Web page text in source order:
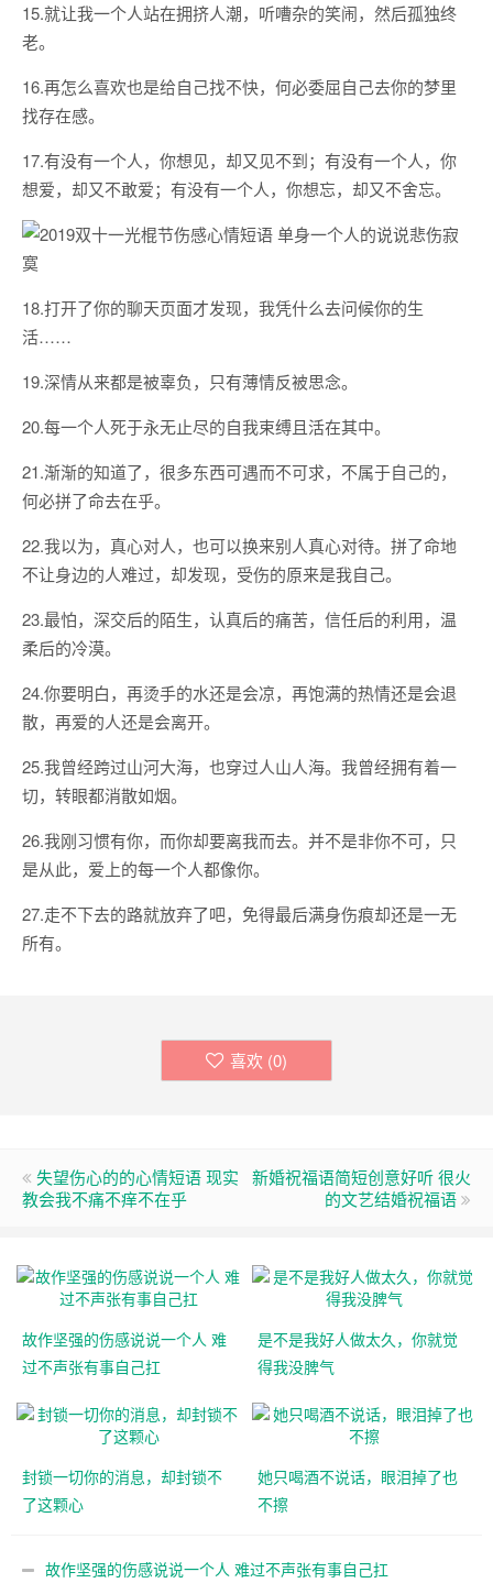
15.就让我一个人站在拥挤人潮，听嘈杂的笑闹，然后孤独终
老。
16.再怎么喜欢也是给自己找不快，何必委屈自己去你的梦里
找存在感。
17.有没有一个人，你想见，却又见不到；有没有一个人，你
想爱，却又不敢爱；有没有一个人，你想忘，却又不舍忘。
18.打开了你的聊天页面才发现，我凭什么去问候你的生
活……
19.深情从来都是被辜负，只有薄情反被思念。
20.每一个人死于永无止尽的自我束缚且活在其中。
21.渐渐的知道了，很多东西可遇而不可求，不属于自己的，
何必拼了命去在乎。
22.我以为，真心对人，也可以换来别人真心对待。拼了命地
不让身边的人难过，却发现，受伤的原来是我自己。
23.最怕，深交后的陌生，认真后的痛苦，信任后的利用，温
柔后的冷漠。
24.你要明白，再烫手的水还是会凉，再饱满的热情还是会退
散，再爱的人还是会离开。
25.我曾经跨过山河大海，也穿过人山人海。我曾经拥有着一
切，转眼都消散如烟。
26.我刚习惯有你，而你却要离我而去。并不是非你不可，只
是从此，爱上的每一个人都像你。
27.走不下去的路就放弃了吧，免得最后满身伤痕却还是一无
所有。
喜欢 (0)
失望伤心的的心情短语 现实
教会我不痛不痒不在乎
新婚祝福语简短创意好听 很火
的文艺结婚祝福语
故作坚强的伤感说说一个人 难
过不声张有事自己扛
是不是我好人做太久，你就觉
得我没脾气
封锁一切你的消息，却封锁不
了这颗心
她只喝酒不说话，眼泪掉了也
不擦
故作坚强的伤感说说一个人 难过不声张有事自己扛